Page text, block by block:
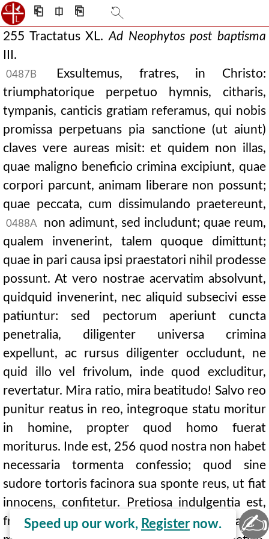
⎗ ⎅ ⎘
255 Tractatus XL. Ad Neophytos post baptisma
III.
0487B
Exsultemus, fratres, in Christo:
triumphatorique perpetuo hymnis, citharis,
tympanis, canticis gratiam referamus, qui nobis
promissa perpetuans pia sanctione (ut aiunt)
claves vere aureas misit: et quidem non illas,
quae maligno beneficio crimina excipiunt, quae
corpori parcunt, animam liberare non possunt;
quae peccata, cum dissimulando praetereunt,
0488A
non adimunt, sed includunt; quae reum,
qualem invenerint, talem quoque dimittunt;
quae in pari causa ipsi praestatori nihil prodesse
possunt. At vero nostrae acervatim absolvunt,
quidquid invenerint, nec aliquid subsecivi esse
patiuntur: sed pectorum aperiunt cuncta
penetralia, diligenter universa crimina
expellunt, ac rursus diligenter occludunt, ne
quid illo vel frivolum, inde quod excluditur,
revertatur. Mira ratio, mira beatitudo! Salvo reo
punitur reatus in reo, integroque statu moritur
in homine, propter quod homo fuerat
moriturus. Inde est, 256 quod nostra non habet
necessaria tormenta confessio; quod sine
sudore tortoris facinora sua sponte reus, ut fiat
innocens, confitetur. Pretiosa indulgentia est,
fratres, quae et veniam 0488B praestat et
Speed up our work, Register now. ✍